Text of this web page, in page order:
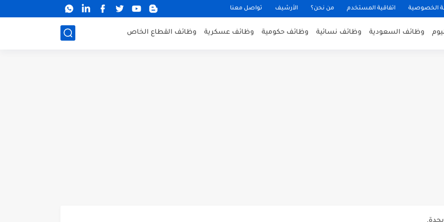
الخصوصية اتفاقية المستخدم من نحن؟ الأرشيف تواصل معنا
وظائف السعودية وظائف نسائية وظائف حكومية وظائف عسكرية وظائف القطاع الخاص